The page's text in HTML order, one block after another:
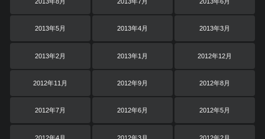
2013年5月 2013年4月 2013年3月
2013年2月 2013年1月 2012年12月
2012年11月 2012年9月 2012年8月
2012年7月 2012年6月 2012年5月